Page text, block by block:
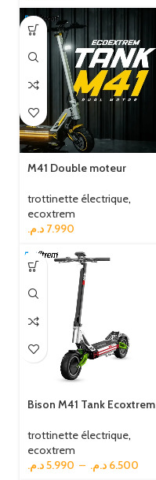
M41 Double moteur
trottinette électrique,
ecoxtrem
7.990 د.م.
Bison M41 Tank Ecoxtrem
trottinette électrique,
ecoxtrem
5.990د.م. – 6.500 د.م.